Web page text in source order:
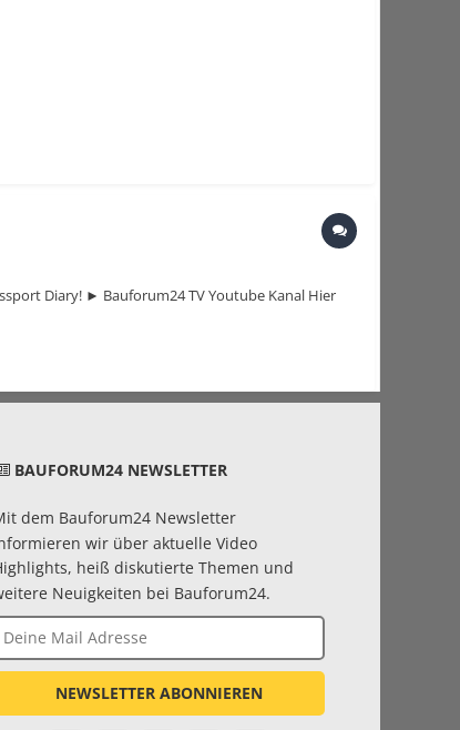
Diary! ► Bauforum24 TV Youtube Kanal Hier
BAUFORUM24 NEWSLETTER
dem Bauforum24 Newsletter
wir über aktuelle Video
heiß diskutierte Themen und
Neuigkeiten bei Bauforum24.
NEWSLETTER ABONNIEREN